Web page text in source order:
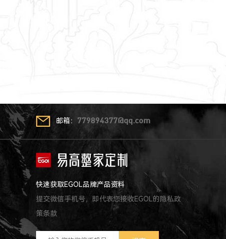
邮箱： 779894377@qq.com
快速获取EGOL品牌产品资料
提交微信手机号，即代表您接收EGOL的隐私政
策条款